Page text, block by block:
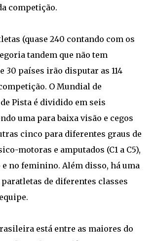
competição.
(quase 240 contando com os
tandem que não tem
30 países irão disputar as 114
O Mundial de
Pista é dividido em seis
uma para baixa visão e cegos
cinco para diferentes graus de
motoras e amputados (C1 a C5),
no feminino. Além disso, há uma
de diferentes classes
está entre as maiores do